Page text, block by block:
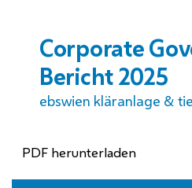
Corporate
Bericht 2025
ebswien kläranlage &
PDF herunterladen